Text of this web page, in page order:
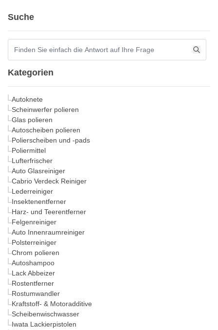
Suche
Kategorien
Autoknete
Scheinwerfer polieren
Glas polieren
Autoscheiben polieren
Polierscheiben und -pads
Poliermittel
Lufterfrischer
Auto Glasreiniger
Cabrio Verdeck Reiniger
Lederreiniger
Insektenentferner
Harz- und Teerentferner
Felgenreiniger
Auto Innenraumreiniger
Polsterreiniger
Chrom polieren
Autoshampoo
Lack Abbeizer
Rostentferner
Rostumwandler
Kraftstoff- & Motoradditive
Scheibenwischwasser
Iwata Lackierpistolen